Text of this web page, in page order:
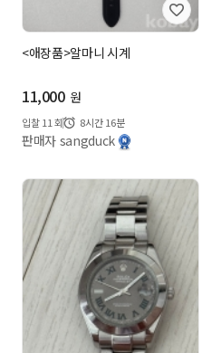
<애장품>알마니 시계
11,000 원
입찰 11회 8시간 16분
판매자 sangduck